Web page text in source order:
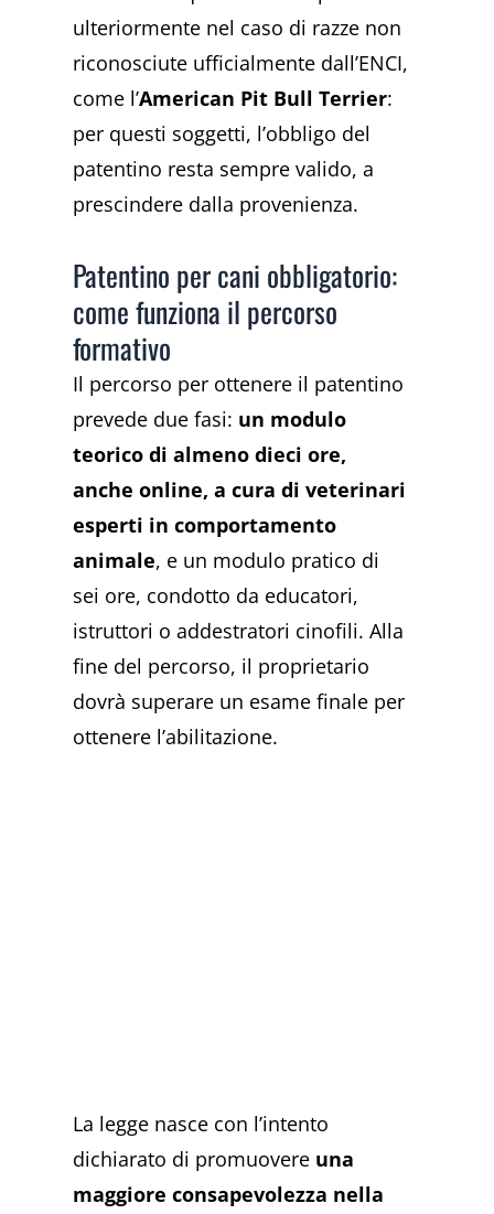
ulteriormente nel caso di razze non
riconosciute ufficialmente dall’ENCI,
come l’American Pit Bull Terrier:
per questi soggetti, l’obbligo del
patentino resta sempre valido, a
prescindere dalla provenienza.
Patentino per cani obbligatorio:
come funziona il percorso
formativo
Il percorso per ottenere il patentino
prevede due fasi: un modulo
teorico di almeno dieci ore,
anche online, a cura di veterinari
esperti in comportamento
animale, e un modulo pratico di
sei ore, condotto da educatori,
istruttori o addestratori cinofili. Alla
fine del percorso, il proprietario
dovrà superare un esame finale per
ottenere l’abilitazione.
La legge nasce con l’intento
dichiarato di promuovere una
maggiore consapevolezza nella